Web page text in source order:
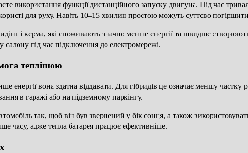
функції дистанційного запуску двигуна. Під час
для руху. Навіть 10–15 хвилин простою можуть суттєво
і керма, які споживають значно менше енергії та швидше
під час підключення до електромережі.
теплішою
енергії вона здатна віддавати. Для гібридів це означає меншу
в гаражі або на підземному паркінгу.
так, щоб він був звернений у бік сонця, а також
часу, адже тепла батарея працює ефективніше.